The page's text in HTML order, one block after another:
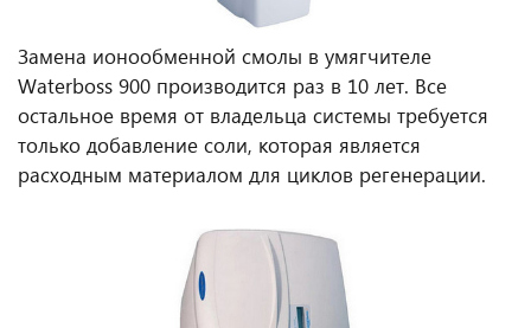
Замена ионообменной смолы в умягчителе
Waterboss 900 производится раз в 10 лет. Все
остальное время от владельца системы требуется
только добавление соли, которая является
расходным материалом для циклов регенерации.